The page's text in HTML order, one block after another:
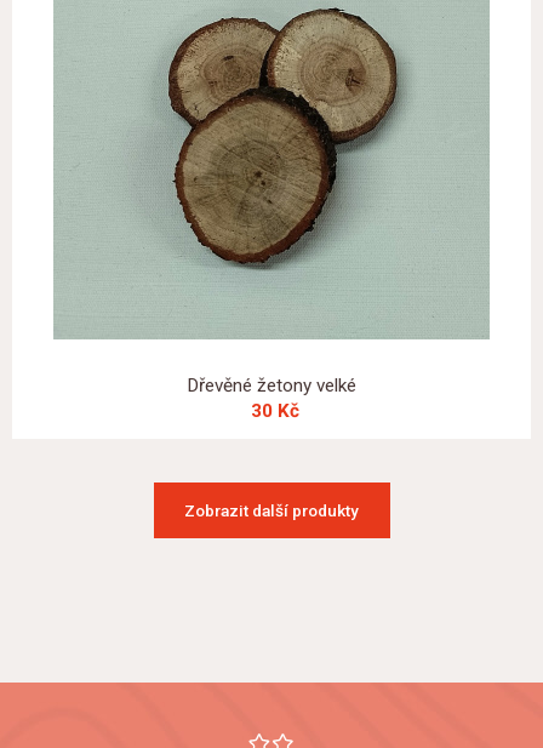
Dřevěné žetony velké
30 Kč
Zobrazit další produkty